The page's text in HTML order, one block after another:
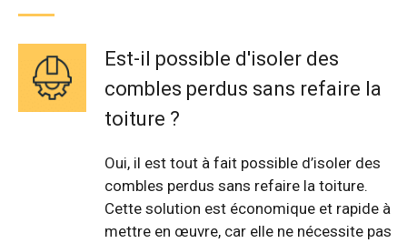
Est-il possible d'isoler des
combles perdus sans refaire la
toiture ?
Oui, il est tout à fait possible d’isoler des
combles perdus sans refaire la toiture.
Cette solution est économique et rapide à
mettre en œuvre, car elle ne nécessite pas